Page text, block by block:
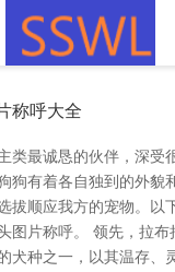
称呼大全
类最诚恳的伙伴，深受
狗有着各自独到的外貌
拔顺应我方的宠物。以
图片称呼。 领先，拉布
犬种之一，以其温存、